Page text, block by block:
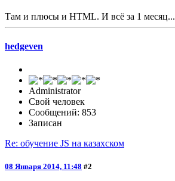
Там и плюсы и HTML. И всё за 1 месяц...
hedgeven
Administrator
Свой человек
Сообщений: 853
Записан
Re: обучение JS на казахском
08 Января 2014, 11:48 #2